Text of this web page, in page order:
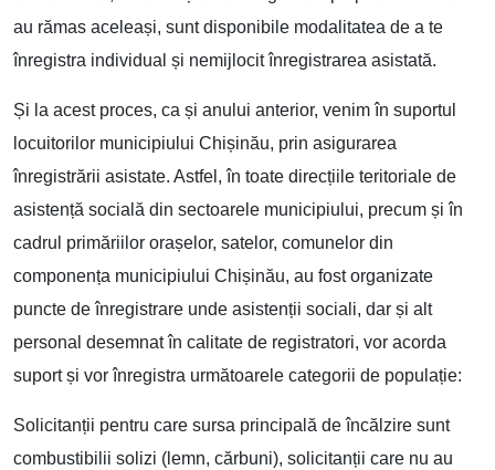
au rămas aceleași, sunt disponibile modalitatea de a te
înregistra individual și nemijlocit înregistrarea asistată.
Și la acest proces, ca și anului anterior, venim în suportul
locuitorilor municipiului Chișinău, prin asigurarea
înregistrării asistate. Astfel, în toate direcțiile teritoriale de
asistență socială din sectoarele municipiului, precum și în
cadrul primăriilor orașelor, satelor, comunelor din
componența municipiului Chișinău, au fost organizate
puncte de înregistrare unde asistenții sociali, dar și alt
personal desemnat în calitate de registratori, vor acorda
suport și vor înregistra următoarele categorii de populație:
Solicitanții pentru care sursa principală de încălzire sunt
combustibilii solizi (lemn, cărbuni), solicitanții care nu au